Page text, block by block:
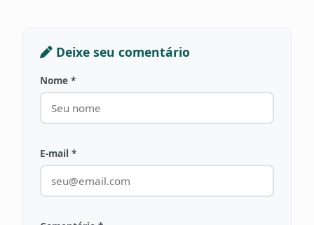
Deixe seu comentário
Nome *
E-mail *